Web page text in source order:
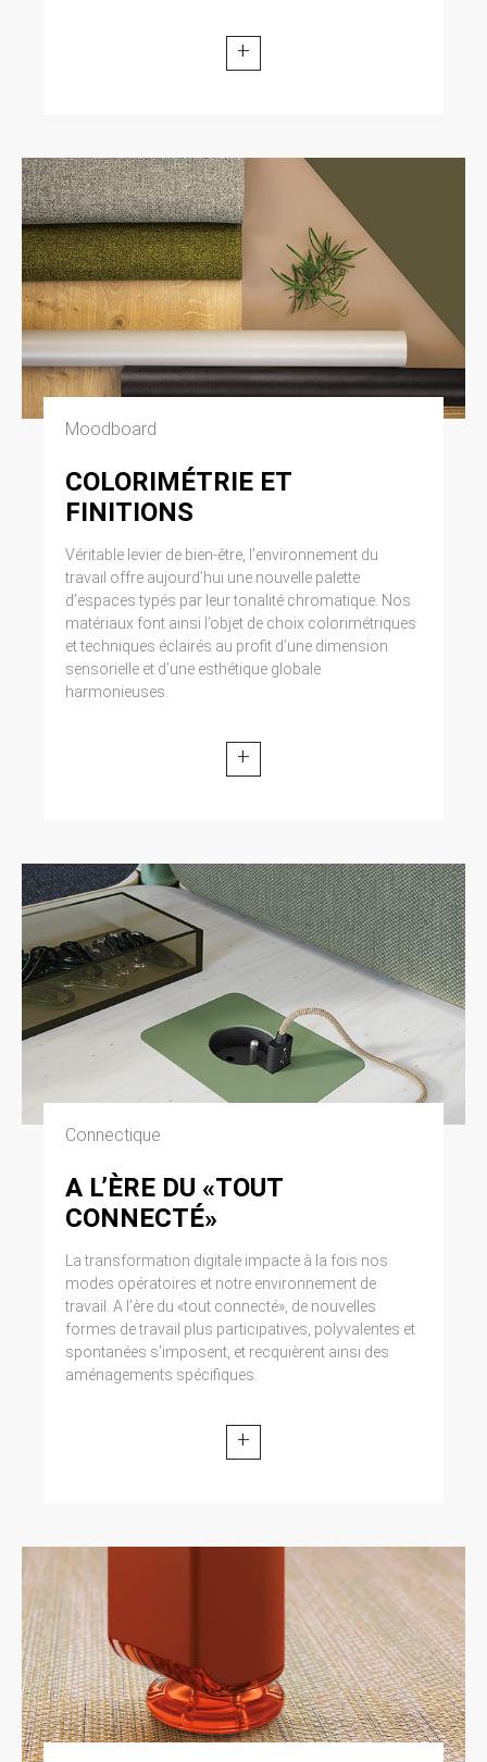
+
Moodboard
COLORIMÉTRIE ET
FINITIONS
Véritable levier de bien-être, l’environnement du
travail offre aujourd’hui une nouvelle palette
d’espaces typés par leur tonalité chromatique. Nos
matériaux font ainsi l’objet de choix colorimétriques
et techniques éclairés au profit d’une dimension
sensorielle et d’une esthétique globale
harmonieuses.
+
Connectique
A L’ÈRE DU «TOUT
CONNECTÉ»
La transformation digitale impacte à la fois nos
modes opératoires et notre environnement de
travail. A l’ère du «tout connecté», de nouvelles
formes de travail plus participatives, polyvalentes et
spontanées s’imposent, et recquièrent ainsi des
aménagements spécifiques.
+